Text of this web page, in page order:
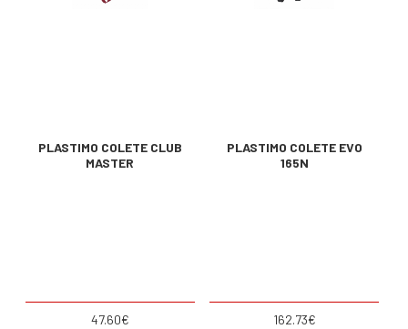
PLASTIMO COLETE CLUB
MASTER
47.60€
PLASTIMO COLETE EVO
165N
162.73€